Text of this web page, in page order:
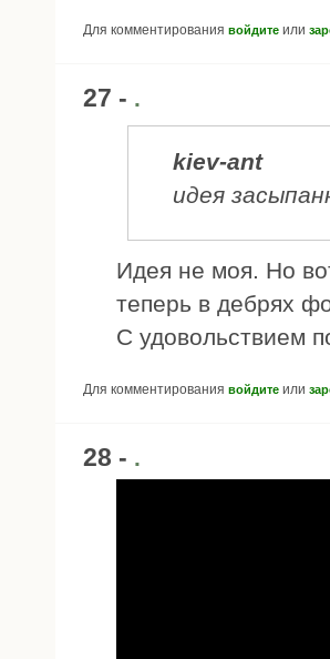
Для комментирования войдите или
27 - .
kiev-ant
идея
Идея не моя. Но
теперь в дебрях
С удовольствием
Для комментирования войдите или
28 - .